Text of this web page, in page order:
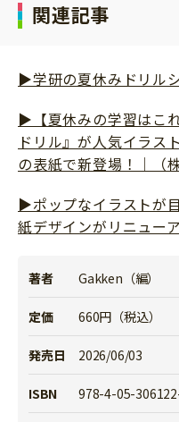
関連記事
▶学研の夏休みドリル
▶【夏休みの学習はこ
ドリル』が人気イラス
の表紙で新登場！｜（
▶ポップなイラストが
紙デザインがリニュー
著者 Gakken（編）
定価 660円（税込）
発売日 2026/06/03
ISBN 978-4-05-